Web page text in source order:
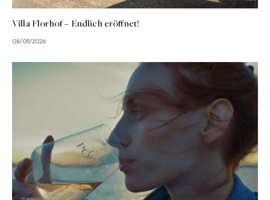
Villa Florhof – Endlich eröffnet!
08/05/2026